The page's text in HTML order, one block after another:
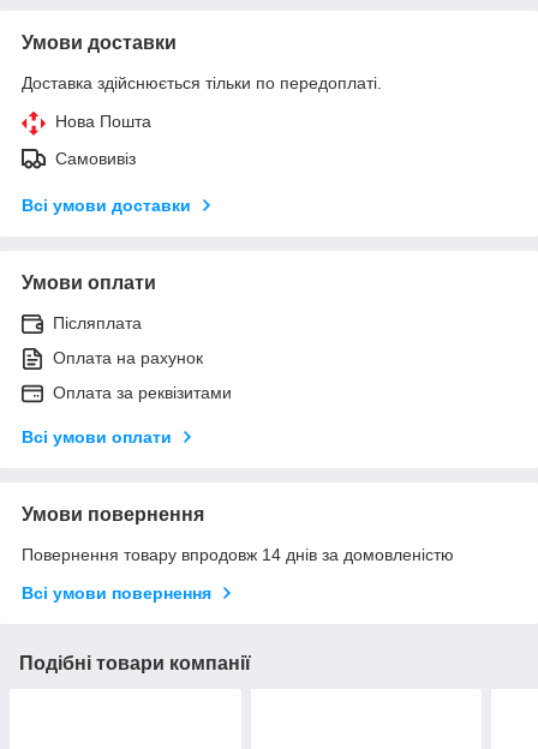
Умови доставки
Доставка здійснюється тільки по передоплаті.
Нова Пошта
Самовивіз
Всі умови доставки
Умови оплати
Післяплата
Оплата на рахунок
Оплата за реквізитами
Всі умови оплати
Умови повернення
Повернення товару впродовж 14 днів за домовленістю
Всі умови повернення
Подібні товари компанії